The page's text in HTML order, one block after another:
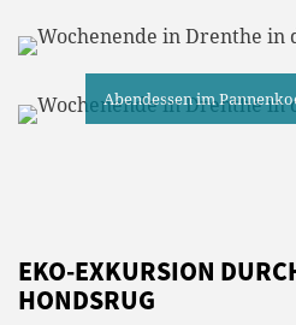
Abendessen im
EKO-EXKURSION
HONDSRUG